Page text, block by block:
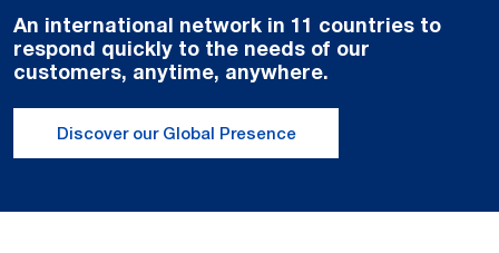
An international network in 11 countries to
respond quickly to the needs of our
customers, anytime, anywhere.
Discover our Global Presence